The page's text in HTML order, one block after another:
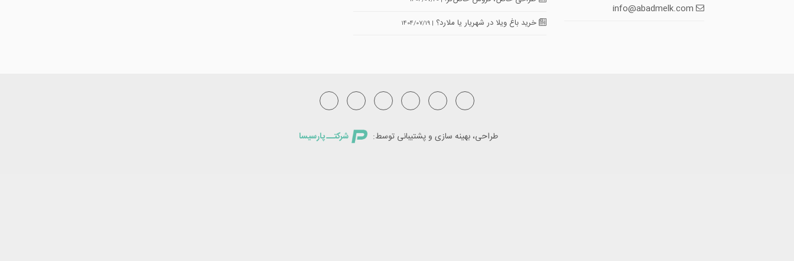
خرید باغ ویلا در شهریار یا ملارد؟ | 1404/07/19
طراحی، بهینه سازی و پشتیبانی توسط: شرکتــ پارسیسا